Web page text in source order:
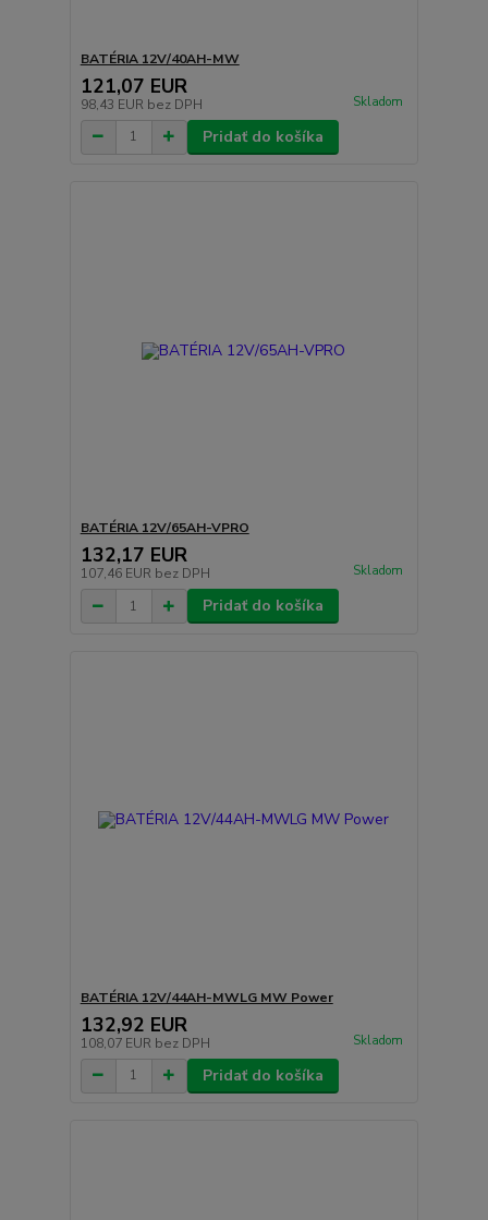
BATÉRIA 12V/40AH-MW
121,07 EUR
98,43 EUR bez DPH Skladom
Pridať do košíka
BATÉRIA 12V/65AH-VPRO
132,17 EUR
107,46 EUR bez DPH Skladom
Pridať do košíka
BATÉRIA 12V/44AH-MWLG MW Power
132,92 EUR
108,07 EUR bez DPH Skladom
Pridať do košíka